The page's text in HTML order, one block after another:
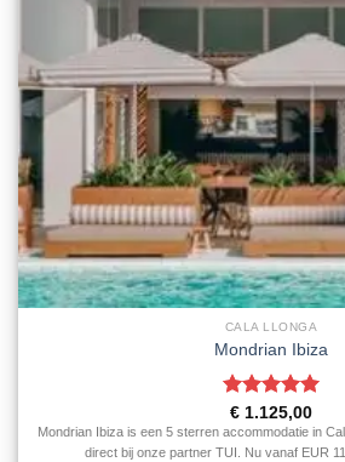
CALA LLONGA
Mondrian Ibiza
Gewaardeerd
5uit 5
€ 1.125,00
Mondrian Ibiza is een 5 sterren accommodatie in
direct bij onze partner TUI. Nu vanaf EUR